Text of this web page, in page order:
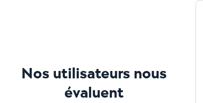
Nos utilisateurs nous
évaluent